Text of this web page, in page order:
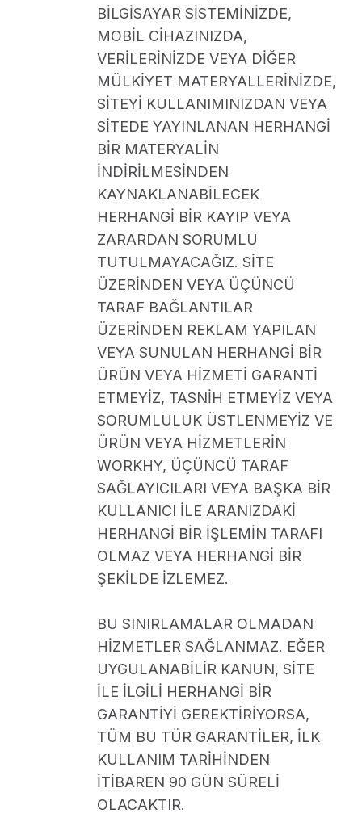
BİLGİSAYAR SİSTEMİNİZDE,
MOBİL CİHAZINIZDA,
VERİLERİNİZDE VEYA DİĞER
MÜLKİYET MATERYALLERİNİZDE,
SİTEYİ KULLANIMINIZDAN VEYA
SİTEDE YAYINLANAN HERHANGİ
BİR MATERYALİN
İNDİRİLMESİNDEN
KAYNAKLANABİLECEK
HERHANGİ BİR KAYIP VEYA
ZARARDAN SORUMLU
TUTULMAYACAĞIZ. SİTE
ÜZERİNDEN VEYA ÜÇÜNCÜ
TARAF BAĞLANTILAR
ÜZERİNDEN REKLAM YAPILAN
VEYA SUNULAN HERHANGİ BİR
ÜRÜN VEYA HİZMETİ GARANTİ
ETMEYİZ, TASNİH ETMEYİZ VEYA
SORUMLULUK ÜSTLENMEYİZ VE
ÜRÜN VEYA HİZMETLERİN
WORKHY, ÜÇÜNCÜ TARAF
SAĞLAYICILARI VEYA BAŞKA BİR
KULLANICI İLE ARANIZDAKİ
HERHANGİ BİR İŞLEMİN TARAFI
OLMAZ VEYA HERHANGİ BİR
ŞEKİLDE İZLEMEZ.
BU SINIRLAMALAR OLMADAN
HİZMETLER SAĞLANMAZ. EĞER
UYGULANABİLİR KANUN, SİTE
İLE İLGİLİ HERHANGİ BİR
GARANTİYİ GEREKTİRİYORSA,
TÜM BU TÜR GARANTİLER, İLK
KULLANIM TARİHİNDEN
İTİBAREN 90 GÜN SÜRELİ
OLACAKTIR.